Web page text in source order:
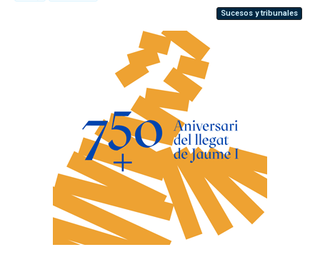
Sucesos y tribunales